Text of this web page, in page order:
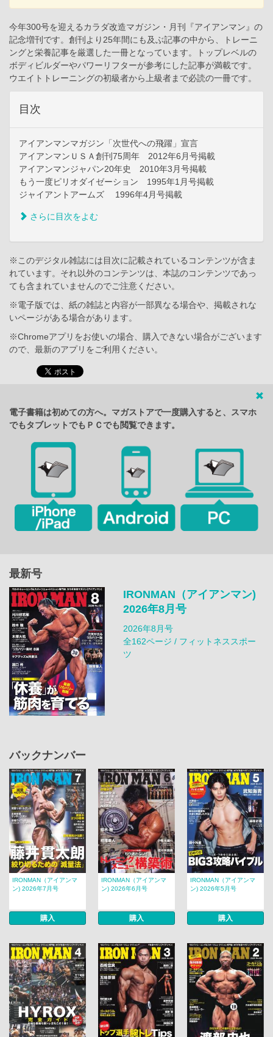
今年300号を迎えるカラダ改造マガジン・月刊『アイアンマン』の
記念増刊です。創刊より25年間にも及ぶ記事の中から、トレーニ
ングと栄養記事を厳選した一冊となっています。トップレベルの
ボディビルダーやパワーリフターが参考にした記事が満載です。
ウエイトトレーニングの初級者から上級者まで必読の一冊です。
目次
アイアンマンマガジン「次世代への飛躍」宣言
アイアンマンＵＳＡ創刊75周年 2012年6月号掲載
アイアンマンジャパン20年史 2010年3月号掲載
もう一度ピリオダイゼーション 1995年1月号掲載
ジャイアントアームズ 1996年4月号掲載
さらに目次をよむ
※このデジタル雑誌には目次に記載されているコンテンツが含ま
れています。それ以外のコンテンツは、本誌のコンテンツであっ
ても含まれていませんのでご注意ください。
※電子版では、紙の雑誌と内容が一部異なる場合や、掲載されな
いページがある場合があります。
※Chromeアプリをお使いの場合、購入できない場合がございます
ので、最新のアプリをご利用ください。
電子書籍は初めての方へ。マガストアで一度購入すると、スマホ
でもタブレットでもＰＣでも閲覧できます。
最新号
IRONMAN（アイアンマン)
2026年8月号
2026年8月号
全162ページ / フィットネススポー
ツ
バックナンバー
IRONMAN（アイアンマ
ン) 2026年7月号
購入
IRONMAN（アイアンマ
ン) 2026年6月号
購入
IRONMAN（アイアンマ
ン) 2026年5月号
購入